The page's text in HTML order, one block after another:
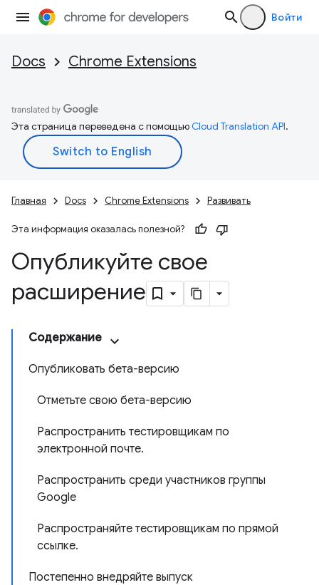
Войти
Docs Chrome Extensions
Эта страница переведена с помощьюCloud Translation API.
Главная Docs Chrome Extensions Развивать
Эта информация оказалась полезной?
Опубликуйте свое
расширение
Содержание
Опубликовать бета-версию
Отметьте свою бета-версию
Распространить тестировщикам по
электронной почте.
Распространить среди участников группы
Google
Распространяйте тестировщикам по прямой
ссылке.
Постепенно внедряйте выпуск